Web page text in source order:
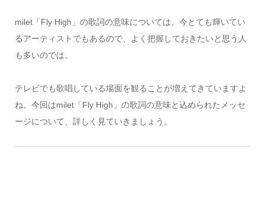
milet「Fly High」の歌詞の意味については、今とても輝いてい
るアーティストでもあるので、よく把握しておきたいと思う人
も多いのでは。
テレビでも歌唱している場面を観ることが増えてきていますよ
ね。今回はmilet「Fly High」の歌詞の意味と込められたメッセ
ージについて、詳しく見ていきましょう。